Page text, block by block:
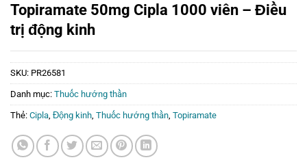
Topiramate 50mg Cipla 1000 viên – Điều
trị động kinh
SKU: PR26581
Danh mục: Thuốc hướng thần
Thẻ: Cipla, Động kinh, Thuốc hướng thần, Topiramate